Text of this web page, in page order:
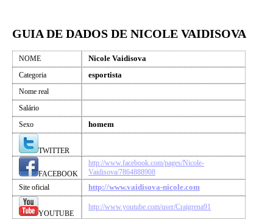
GUIA DE DADOS DE NICOLE VAIDISOVA
NOME Nicole Vaidisova
Categoria esportista
Nome real
Salário
Sexo
homem
TWITTER
FACEBOOK
http://www.facebook.com/pages/Nicole-
Vaidisova/7864888908
Site oficial
http://www.vaidisova-nicole.com
YOUTUBE
http://www.youtube.com/user/Craigrena91